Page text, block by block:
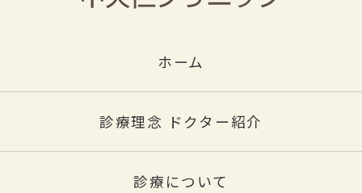
ホーム
診療理念 ドクター紹介
診療について